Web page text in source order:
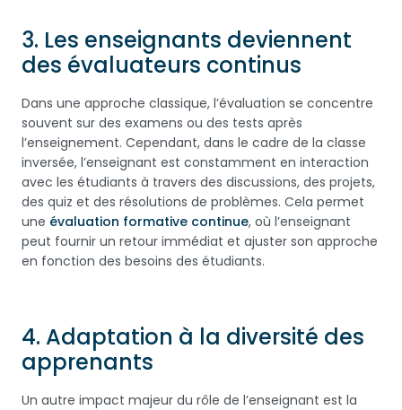
3. Les enseignants deviennent
des évaluateurs continus
Dans une approche classique, l’évaluation se concentre
souvent sur des examens ou des tests après
l’enseignement. Cependant, dans le cadre de la classe
inversée, l’enseignant est constamment en interaction
avec les étudiants à travers des discussions, des projets,
des quiz et des résolutions de problèmes. Cela permet
une évaluation formative continue, où l’enseignant
peut fournir un retour immédiat et ajuster son approche
en fonction des besoins des étudiants.
4. Adaptation à la diversité des
apprenants
Un autre impact majeur du rôle de l’enseignant est la